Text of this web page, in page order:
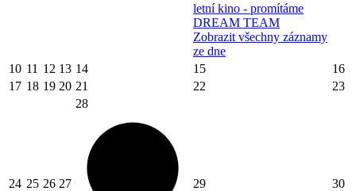
letní kino - promítáme
DREAM TEAM
Zobrazit všechny záznamy
ze dne
10 11 12 13 14 15
16
17 18 19 20 21 22 23
24 25 26 27
28
29 30